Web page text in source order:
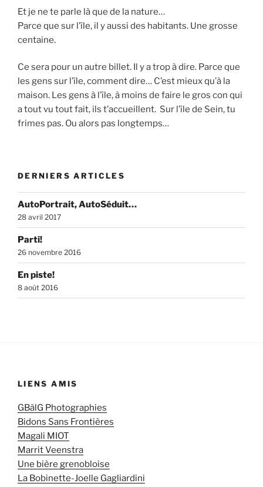
Et je ne te parle là que de la nature…
Parce que sur l’île, il y aussi des habitants. Une grosse
centaine.
Ce sera pour un autre billet. Il y a trop à dire. Parce que
les gens sur l’île, comment dire… C’est mieux qu’à la
maison. Les gens à l’île, à moins de faire le gros con qui
a tout vu tout fait, ils t’accueillent. Sur l’île de Sein, tu
frimes pas. Ou alors pas longtemps…
DERNIERS ARTICLES
AutoPortrait, AutoSéduit…
28 avril 2017
Parti!
26 novembre 2016
En piste!
8 août 2016
LIENS AMIS
GBàlG Photographies
Bidons Sans Frontières
Magali MIOT
Marrit Veenstra
Une bière grenobloise
La Bobinette-Joelle Gagliardini